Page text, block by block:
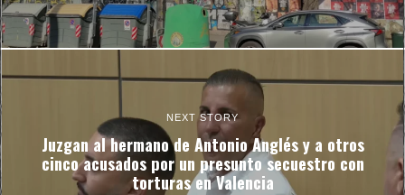
NEXT STORY
Juzgan al hermano de Antonio Anglés y a otros
cinco acusados por un presunto secuestro con
torturas en Valencia